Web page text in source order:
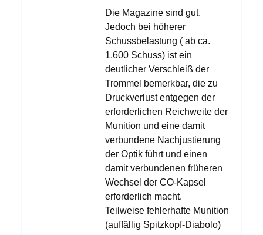
Die Magazine sind gut.
Jedoch bei höherer
Schussbelastung ( ab ca.
1.600 Schuss) ist ein
deutlicher Verschleiß der
Trommel bemerkbar, die zu
Druckverlust entgegen der
erforderlichen Reichweite der
Munition und eine damit
verbundene Nachjustierung
der Optik führt und einen
damit verbundenen früheren
Wechsel der CO-Kapsel
erforderlich macht.
Teilweise fehlerhafte Munition
(auffällig Spitzkopf-Diabolo)